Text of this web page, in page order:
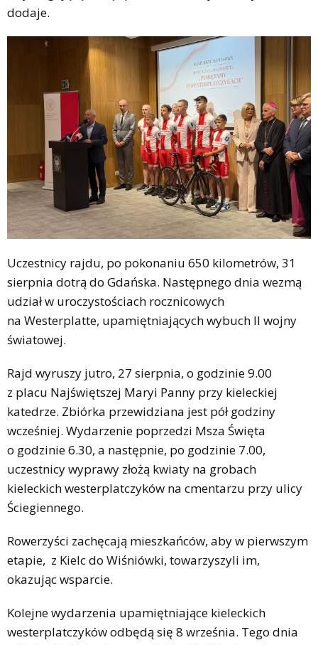
dodaje.
Uczestnicy rajdu, po pokonaniu 650 kilometrów, 31
sierpnia dotrą do Gdańska. Następnego dnia wezmą
udział w uroczystościach rocznicowych
na Westerplatte, upamiętniających wybuch II wojny
światowej.
Rajd wyruszy jutro, 27 sierpnia, o godzinie 9.00
z placu Najświętszej Maryi Panny przy kieleckiej
katedrze. Zbiórka przewidziana jest pół godziny
wcześniej. Wydarzenie poprzedzi Msza Święta
o godzinie 6.30, a następnie, po godzinie 7.00,
uczestnicy wyprawy złożą kwiaty na grobach
kieleckich westerplatczyków na cmentarzu przy ulicy
Ściegiennego.
Rowerzyści zachęcają mieszkańców, aby w pierwszym
etapie, z Kielc do Wiśniówki, towarzyszyli im,
okazując wsparcie.
Kolejne wydarzenia upamiętniające kieleckich
westerplatczyków odbędą się 8 września. Tego dnia